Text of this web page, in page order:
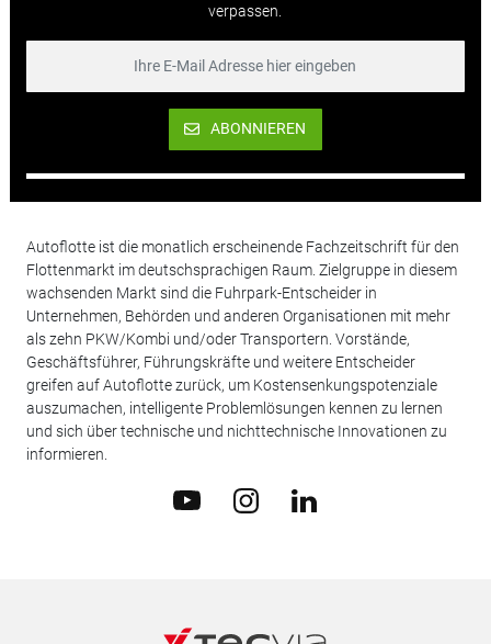
verpassen.
ABONNIEREN
Autoflotte ist die monatlich erscheinende Fachzeitschrift für den
Flottenmarkt im deutschsprachigen Raum. Zielgruppe in diesem
wachsenden Markt sind die Fuhrpark-Entscheider in
Unternehmen, Behörden und anderen Organisationen mit mehr
als zehn PKW/Kombi und/oder Transportern. Vorstände,
Geschäftsführer, Führungskräfte und weitere Entscheider
greifen auf Autoflotte zurück, um Kostensenkungspotenziale
auszumachen, intelligente Problemlösungen kennen zu lernen
und sich über technische und nichttechnische Innovationen zu
informieren.